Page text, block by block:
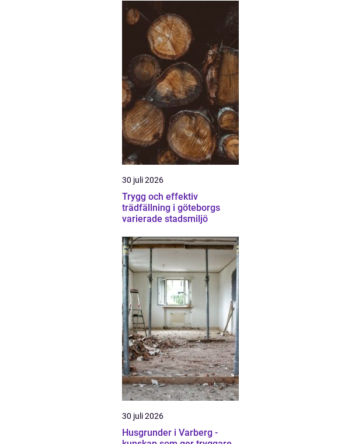
30 juli 2026
Trygg och effektiv
trädfällning i göteborgs
varierade stadsmiljö
30 juli 2026
Husgrunder i Varberg -